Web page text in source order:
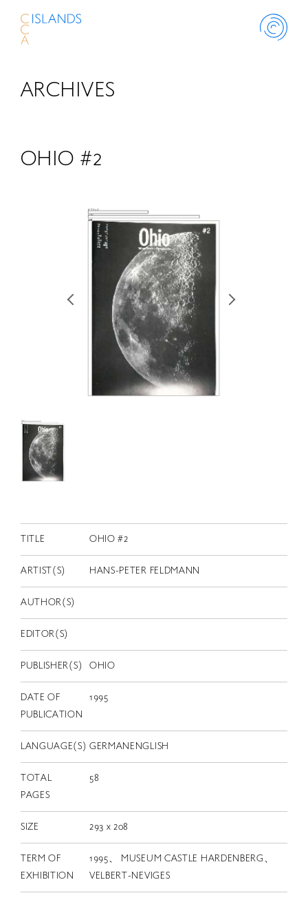
ABOUT
動画
スカラシップ受賞者
EN
ARCHIVES
OHIO #2
TITLE OHIO #2
ARTIST(S) HANS-PETER FELDMANN
AUTHOR(S)
EDITOR(S)
PUBLISHER(S) OHIO
DATE OF
PUBLICATION
1995
LANGUAGE(S) GERMANENGLISH
TOTAL
PAGES
58
SIZE 293 x 208
TERM OF
EXHIBITION
1995、 MUSEUM CASTLE HARDENBERG、
VELBERT-NEVIGES